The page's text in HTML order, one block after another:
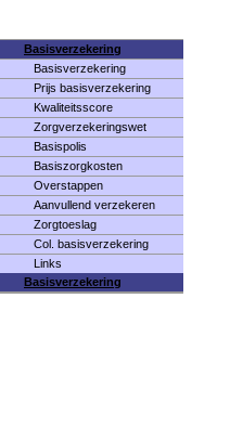
Basisverzekering
Basisverzekering
Prijs basisverzekering
Kwaliteitsscore
Zorgverzekeringswet
Basispolis
Basiszorgkosten
Overstappen
Aanvullend verzekeren
Zorgtoeslag
Col. basisverzekering
Links
Basisverzekering